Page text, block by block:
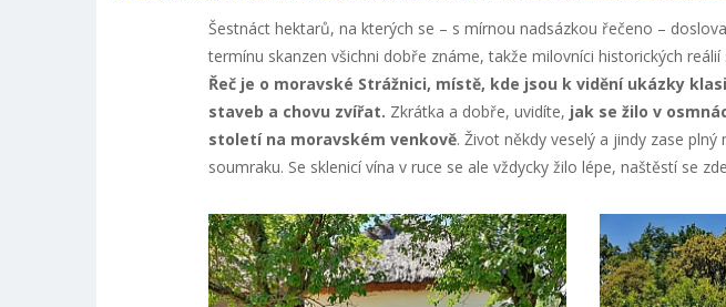
Šestnáct hektarů, na kterých se – s mírnou nadsázkou řečeno –
termínu skanzen všichni dobře známe, takže milovníci historických
Řeč je o moravské Strážnici, místě, kde jsou k vidění ukázky
staveb a chovu zvířat. Zkrátka a dobře, uvidíte, jak se žilo v
století na moravském venkově. Život někdy veselý a jindy zase
soumraku. Se sklenicí vína v ruce se ale vždycky žilo lépe, naštěstí se